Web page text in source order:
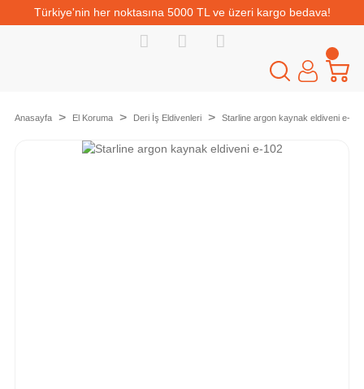
Türkiye'nin her noktasına 5000 TL ve üzeri kargo bedava!
Anasayfa El Koruma Deri İş Eldivenleri Starline argon kaynak eldiveni e-102